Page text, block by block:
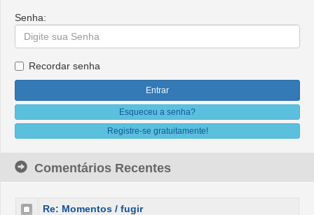
Senha:
Recordar senha
Esqueceu a senha?
Registre-se gratuitamente!
Comentários Recentes
Re: Momentos / fugir